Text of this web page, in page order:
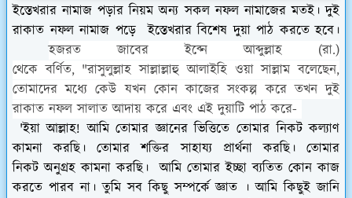
ইস্তেখরার নামাজ পড়ার নিয়ম অন্য সকল নফল নামাজের মতই। দুই
রাকাত নফল নামাজ পড়ে ইস্তেখরার বিশেষ দুয়া পাঠ করতে হবে।
হজরত
জাবের ইব্নে আব্দুল্লাহ (রা.)
থেকে বর্ণিত, "রাসুলুল্লাহ সাল্লাল্লাহু আলাইহি ওয়া সাল্লাম বলেছেন,
তোমাদের মধ্যে কেউ যখন কোন কাজের সংকল্প করে তখন দুই
রাকাত নফল সালাত আদায় করে এবং এই দুয়াটি পাঠ করে-
'ইয়া আল্লাহ!আমি তোমার জ্ঞানের ভিত্তিতে তোমার নিকট কল্যাণ
কামনা করছি। তোমার শক্তির সাহায্য প্রার্থনা করছি। তোমার
নিকটঅনুগ্রহ কামনা করছি। আমি তোমার ইচ্ছা ব্যতিত কোন কাজ
করতে পারব না। তুমি সব কিছু সম্পর্কে জ্ঞাত । আমি কিছুই জানি